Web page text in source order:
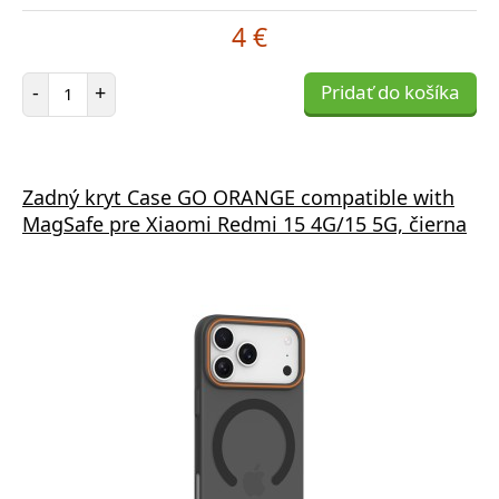
4 €
- Počet položiek
+ Pridať do košíka
Zadný kryt Case GO ORANGE compatible with
MagSafe pre Xiaomi Redmi 15 4G/15 5G, čierna